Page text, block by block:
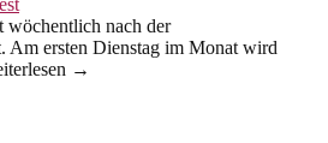
wöchentlich nach der
Am ersten Dienstag im Monat wird
→